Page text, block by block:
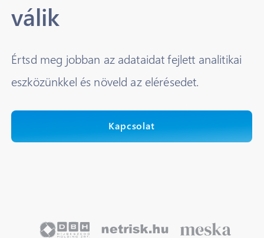
válik
Értsd meg jobban az adataidat fejlett analitikai
eszközünkkel és növeld az elérésedet.
Kapcsolat